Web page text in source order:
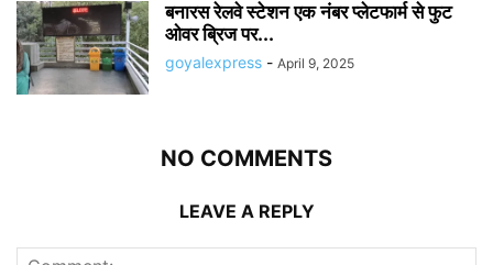
बनारस रेलवे स्टेशन एक नंबर प्लेटफार्म से फुट
ओवर ब्रिज पर...
goyalexpress - April 9, 2025
NO COMMENTS
LEAVE A REPLY